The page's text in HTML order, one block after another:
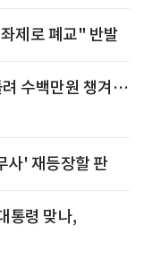
제로 폐교" 반발
려 수백만원 챙겨…
사' 재등장할 판
통령 맞나,